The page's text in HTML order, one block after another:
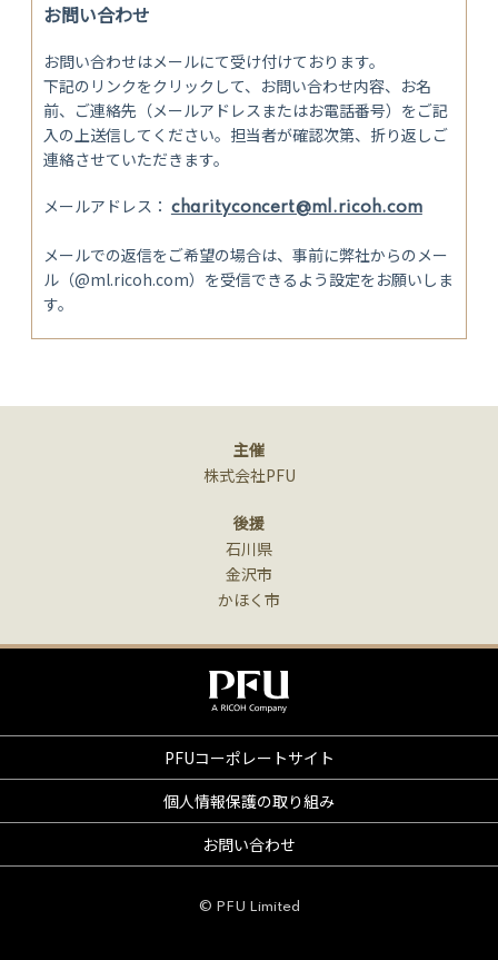
お問い合わせ
お問い合わせはメールにて受け付けております。
下記のリンクをクリックして、お問い合わせ内容、お名
前、ご連絡先（メールアドレスまたはお電話番号）をご記
入の上送信してください。担当者が確認次第、折り返しご
連絡させていただきます。
メールアドレス： charityconcert@ml.ricoh.com
メールでの返信をご希望の場合は、事前に弊社からのメー
ル（@ml.ricoh.com）を受信できるよう設定をお願いしま
す。
主催
株式会社PFU
後援
石川県
金沢市
かほく市
PFUコーポレートサイト
個人情報保護の取り組み
お問い合わせ
© PFU Limited